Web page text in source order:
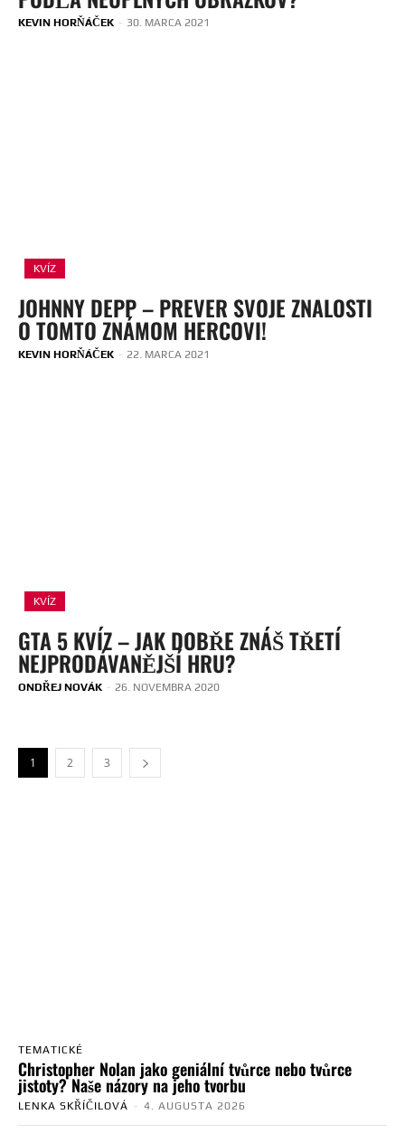
KEVIN HORŇÁČEK - 30. MARCA 2021
KVÍZ
JOHNNY DEPP – PREVER SVOJE ZNALOSTI
O TOMTO ZNÁMOM HERCOVI!
KEVIN HORŇÁČEK - 22. MARCA 2021
KVÍZ
GTA 5 KVÍZ – JAK DOBŘE ZNÁŠ TŘETÍ
NEJPRODÁVANĚJŠÍ HRU?
ONDŘEJ NOVÁK - 26. NOVEMBRA 2020
1 2 3
TEMATICKÉ
Christopher Nolan jako geniální tvůrce nebo tvůrce
jistoty? Naše názory na jeho tvorbu
LENKA SKŘÍČILOVÁ - 4. AUGUSTA 2026